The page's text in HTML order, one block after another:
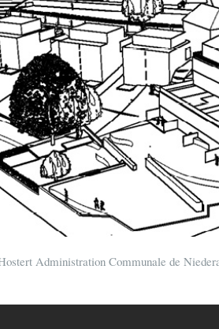
Administration Communale de